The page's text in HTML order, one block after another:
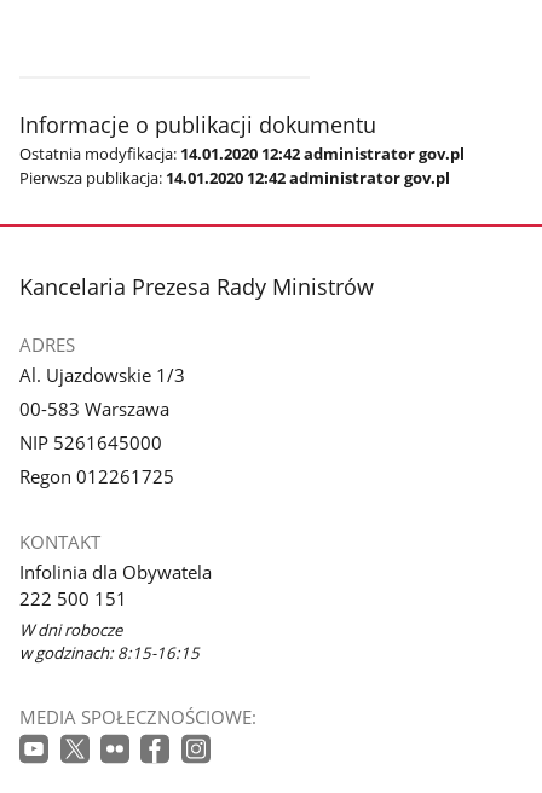
Informacje o publikacji dokumentu
Ostatnia modyfikacja: 14.01.2020 12:42 administrator gov.pl
Pierwsza publikacja: 14.01.2020 12:42 administrator gov.pl
stopka
Kancelaria Prezesa Rady Ministrów
ADRES
Al. Ujazdowskie 1/3
00-583 Warszawa
NIP 5261645000
Regon 012261725
KONTAKT
Infolinia dla Obywatela
222 500 151
W dni robocze
w godzinach: 8:15-16:15
MEDIA SPOŁECZNOŚCIOWE: